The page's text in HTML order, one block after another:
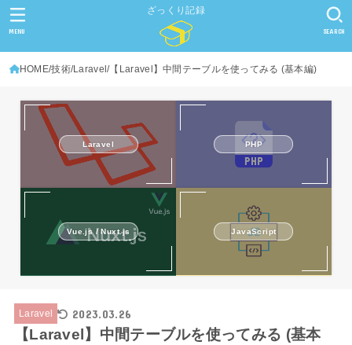
ざっくり記録
SEARCH
MENU
HOME 技術 Laravel 【Laravel】中間テーブルを使ってみる (基本編)
Laravel PHP
Vue.js / Nuxt.js JavaScript
Laravel 2023.03.26
【Laravel】中間テーブルを使ってみる (基本